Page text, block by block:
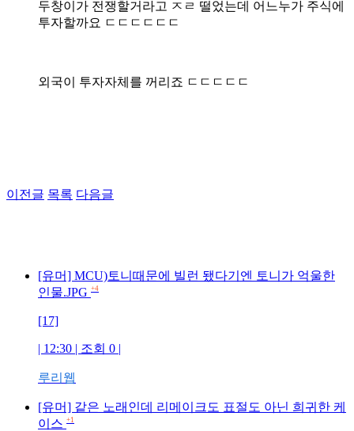
두창이가 전쟁할거라고 ㅈㄹ 떨었는데 어느누가 주식에
투자할까요 ㄷㄷㄷㄷㄷㄷ
외국이 투자자체를 꺼리죠 ㄷㄷㄷㄷㄷ
이전글 목록 다음글
[유머] MCU)토니때문에 빌런 됐다기엔 토니가 억울한
인물.JPG +4
[17]
| 12:30 | 조회 0 |
루리웹
[유머] 같은 노래인데 리메이크도 표절도 아닌 희귀한 케
이스 +1